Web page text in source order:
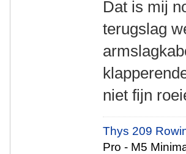
Dat is mij
terugslag
niet fijn
Thys 209
Pro - M5